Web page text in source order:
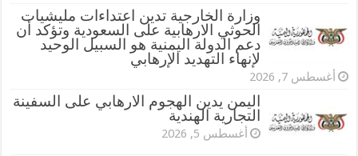
وزارة الخارجية تدين اعتداءات مليشيات
الحوثي الارهابية على السعودية وتؤكد أن
دعم الدولة اليمنية هو السبيل الوحيد
لإنهاء التهديد الإرهابي
أغسطس 7, 2026
اليمن يدين الهجوم الارهابي على السفينة
التجارية الهندية
أغسطس 5, 2026